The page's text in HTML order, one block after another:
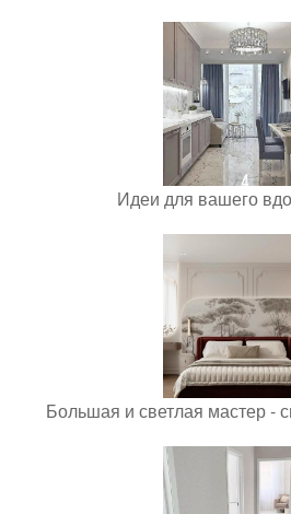
Идеи для вашего
Большая и светлая мастер -